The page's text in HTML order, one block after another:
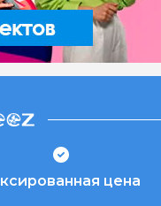
цена